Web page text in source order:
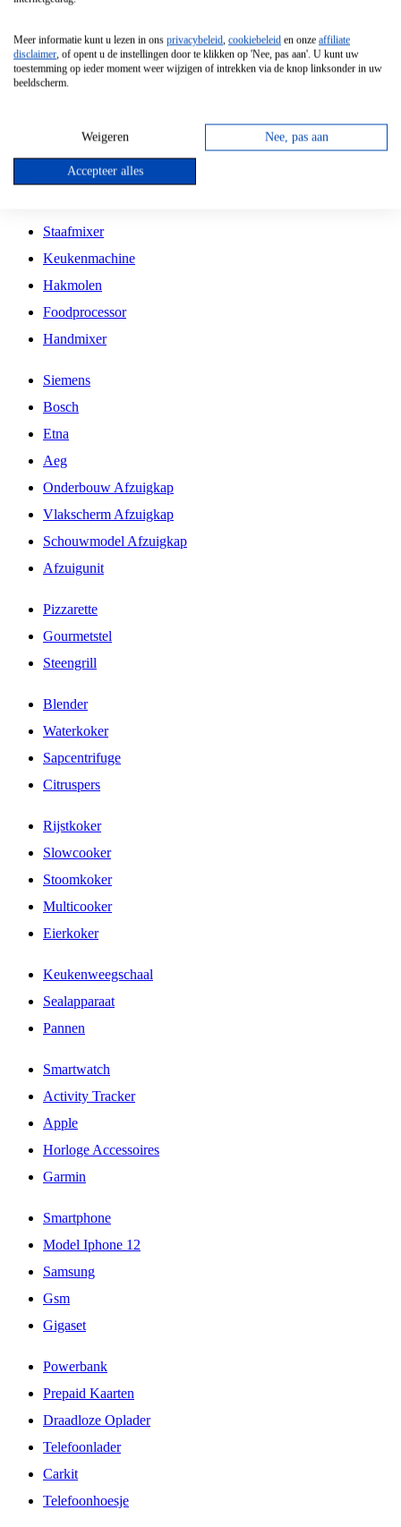
Vrijstaande Magnetron
Vrijstaande Kookplaat
Inbouw Gaskookplaat
Inbouw Keramische Kookplaat
Kookplaat Accessoires
Staafmixer
Keukenmachine
Hakmolen
Foodprocessor
Handmixer
Siemens
Bosch
Etna
Aeg
Onderbouw Afzuigkap
Vlakscherm Afzuigkap
Schouwmodel Afzuigkap
Afzuigunit
Pizzarette
Gourmetstel
Steengrill
Blender
Waterkoker
Sapcentrifuge
Citruspers
Rijstkoker
Slowcooker
Stoomkoker
Multicooker
Eierkoker
Keukenweegschaal
Sealapparaat
Pannen
Smartwatch
Activity Tracker
Apple
Horloge Accessoires
Garmin
Smartphone
Model Iphone 12
Samsung
Gsm
Gigaset
Powerbank
Prepaid Kaarten
Draadloze Oplader
Telefoonlader
Carkit
Telefoonhoesje
Meer informatie kunt u lezen in ons privacybeleid, cookiebeleid en onze affiliate
disclaimer, of opent u de instellingen door te klikken op 'Nee, pas aan'. U kunt uw
toestemming op ieder moment weer wijzigen of intrekken via de knop linksonder in uw
beeldscherm.
Weigeren Nee, pas aan
Accepteer alles